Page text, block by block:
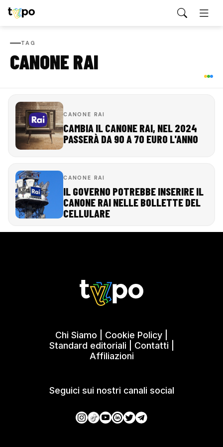
TAG
CANONE RAI
CANONE RAI
CAMBIA IL CANONE RAI, NEL 2024
PASSERÀ DA 90 A 70 EURO L'ANNO
CANONE RAI
IL GOVERNO POTREBBE INSERIRE IL
CANONE RAI NELLE BOLLETTE DEL
CELLULARE
Chi Siamo Cookie Policy
Standard editoriali
Contatti
Affiliazioni
Seguici sui nostri canali social